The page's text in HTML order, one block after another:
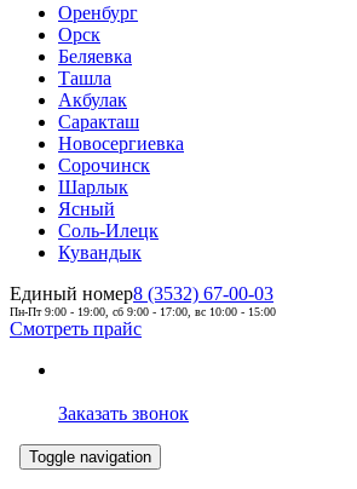
Оренбург
Орск
Беляевка
Ташла
Акбулак
Саракташ
Новосергиевка
Сорочинск
Шарлык
Ясный
Соль-Илецк
Кувандык
Единый номер8 (3532) 67-00-03
Пн-Пт 9:00 - 19:00, сб 9:00 - 17:00, вс 10:00 - 15:00
Смотреть прайс
Заказать звонок
Toggle navigation